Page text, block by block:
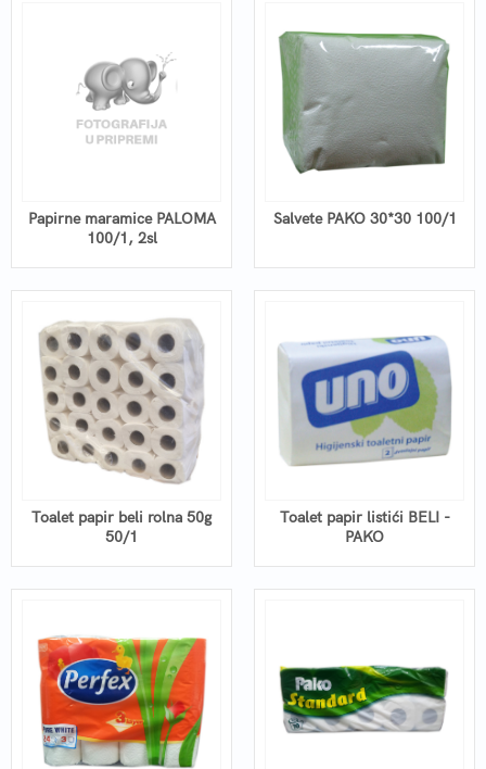
Papirne maramice PALOMA
100/1, 2sl
Salvete PAKO 30*30 100/1
Toalet papir beli rolna 50g
50/1
Toalet papir listići BELI -
PAKO